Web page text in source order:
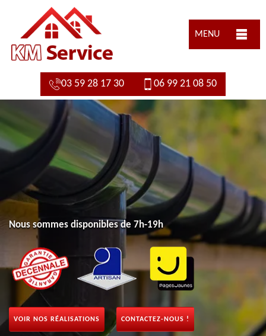
MENU
03 59 28 17 30 06 99 21 08 50
Nous sommes disponibles de 7h-19h
VOIR NOS RÉALISATIONS CONTACTEZ-NOUS !